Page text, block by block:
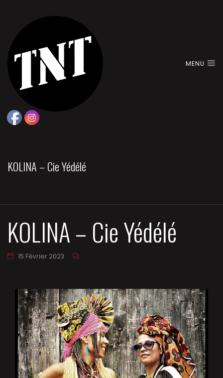
MENU
KOLINA – Cie Yédélé
KOLINA – Cie Yédélé
15 Février 2023